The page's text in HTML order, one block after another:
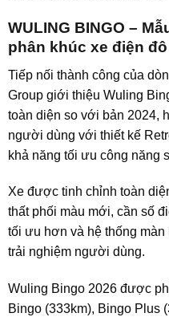
WULING BINGO –
phân khúc xe điện
Tiếp nối thành công của
Group giới thiệu Wuling
toàn diện so với bản 2024,
người dùng với thiết kế
khả năng tối ưu công năng
Xe được tinh chỉnh toàn
thất phối màu mới, cần số
tối ưu hơn và hệ thống
trải nghiệm người dùng.
Wuling Bingo 2026 được
Bingo (333km), Bingo Plus